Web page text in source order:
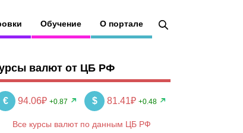
Обучение О портале
валют от ЦБ РФ
€ 94.06₽ +0.87 $ 81.41₽ +0.48
Все курсы валют по данным ЦБ РФ